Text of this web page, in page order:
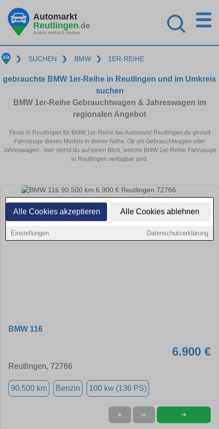
Alle Cookies akzeptieren Alle Cookies ablehnen
Einstellungen Datenschutzerklärung
Automarkt
Reutlingen.de
Autos einfach finden
☰
❯ SUCHEN ❯ BMW ❯ 1ER-REIHE
gebrauchte BMW 1er-Reihe in Reutlingen und im Umkreis
suchen
BMW 1er-Reihe Gebrauchtwagen & Jahreswagen im
regionalen Angebot
Finde in Reutlingen für BMW 1er-Reihe bei Automarkt-Reutlingen.de gezielt
Fahrzeuge dieses Models in deiner Nähe. Ob als Gebrauchtwagen oder
Jahreswagen - hier siehst du auf einen Blick, welche BMW 1er-Reihe Fahrzeuge
in Reutlingen verfügbar sind.
BMW 116
6.900 €
Reutlingen, 72766
90.500 km Benzin 100 kw (136 PS)
★ ➦ ➜